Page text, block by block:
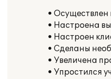
• Осуществлен
• Настроена
• Настроен
• Сделаны
• Увеличена
• Упростился